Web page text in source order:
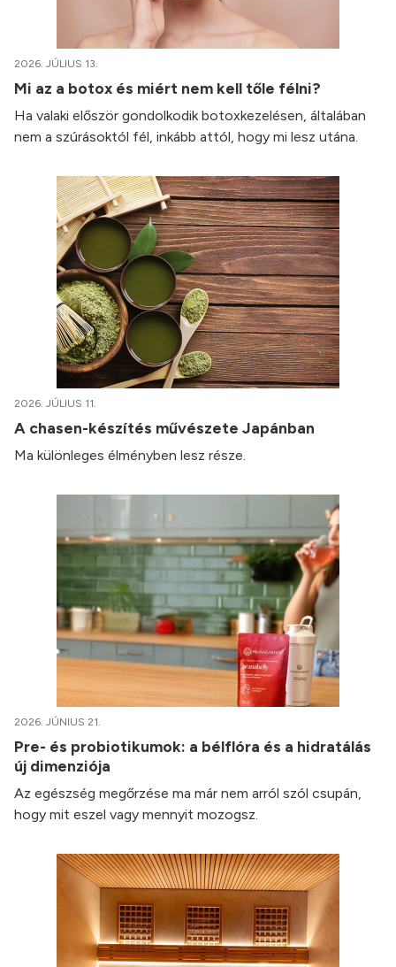
2026. JÚLIUS 13.
Mi az a botox és miért nem kell tőle félni?
Ha valaki először gondolkodik botoxkezelésen, általában
nem a szúrásoktól fél, inkább attól, hogy mi lesz utána.
2026. JÚLIUS 11.
A chasen-készítés művészete Japánban
Ma különleges élményben lesz része.
2026. JÚNIUS 21.
Pre- és probiotikumok: a bélflóra és a hidratálás
új dimenziója
Az egészség megőrzése ma már nem arról szól csupán,
hogy mit eszel vagy mennyit mozogsz.